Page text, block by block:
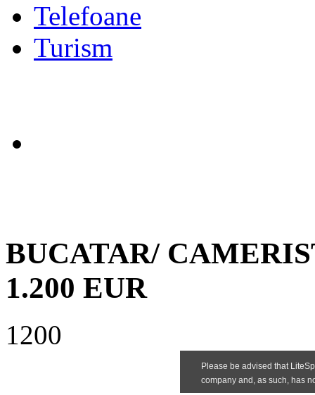
Telefoane
Turism
BUCATAR/
1.200 EUR
1200